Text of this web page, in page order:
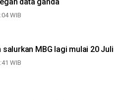
WIB
salurkan MBG lagi mulai 20 Juli
WIB